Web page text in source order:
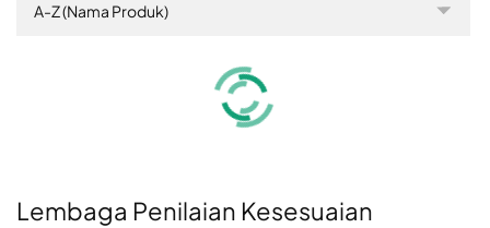
A-Z (Nama Produk)
Lembaga Penilaian Kesesuaian